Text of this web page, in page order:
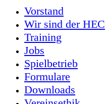
Vorstand
Wir sind der HEC
Training
Jobs
Spielbetrieb
Formulare
Downloads